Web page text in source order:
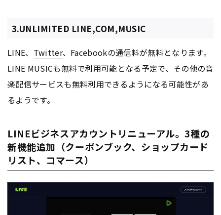
3.UNLIMITED LINE,COM,MUSIC
LINE、 Twitter、Facebookの通信料が無料となります。
LINE MUSICも無料で利用可能となる予定で、その他の音
楽配信サービスも無料利用できるようになる可能性があ
るようです。
LINEビジネスアカウントリニューアル。3種の
新機能追加（クーポンブック、ショップカード
リスト、コマース）